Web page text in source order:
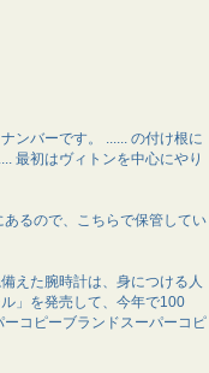
ンバーです。 ...... の付け根に
最初はヴィトンを中心にやり
るので、こちらで保管してい
えた腕時計は、身につける人
」を発売して、今年で100
コピーブランドスーパーコピ